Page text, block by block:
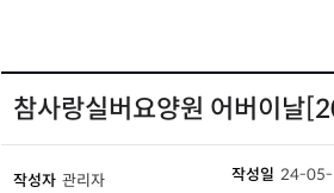
참사랑실버요양원 어버이날
작성자 관리자 작성일 24-